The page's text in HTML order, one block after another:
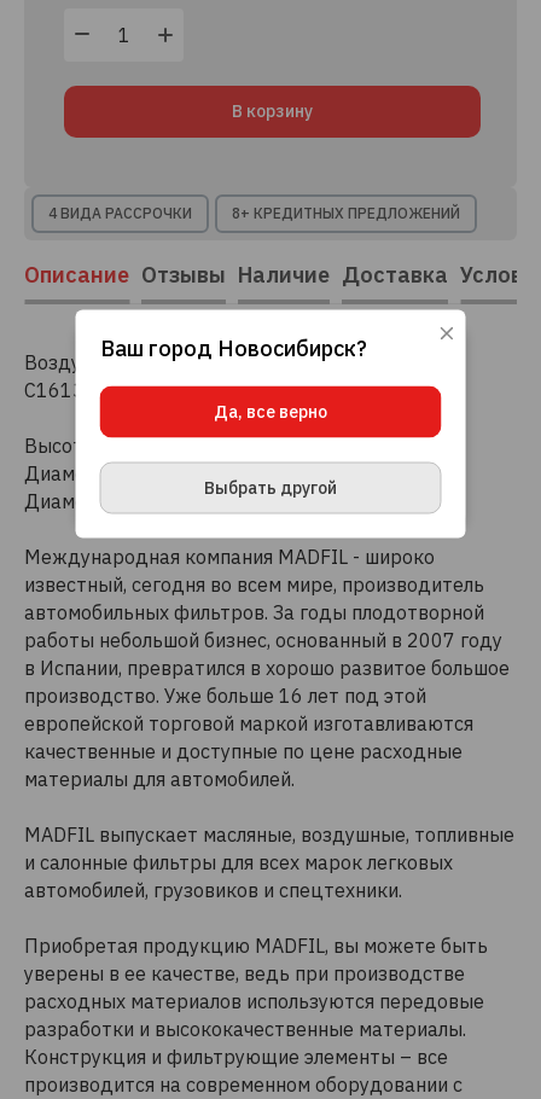
В корзину
4 ВИДА РАССРОЧКИ 8+ КРЕДИТНЫХ ПРЕДЛОЖЕНИЙ
Описание Отзывы Наличие Доставка
Воздушный фильтр MADFIL A-0457 (AK3721,
C161341)
Высота 207 мм
Диаметр внутренний 70 мм
Диаметр внешний 153 мм
Международная компания MADFIL - широко
известный, сегодня во всем мире, производитель
автомобильных фильтров. За годы плодотворной
работы небольшой бизнес, основанный в 2007 году
в Испании, превратился в хорошо развитое большое
производство. Уже больше 16 лет под этой
европейской торговой маркой изготавливаются
качественные и доступные по цене расходные
материалы для автомобилей.
MADFIL выпускает масляные, воздушные, топливные
и салонные фильтры для всех марок легковых
автомобилей, грузовиков и спецтехники.
Приобретая продукцию MADFIL, вы можете быть
уверены в ее качестве, ведь при производстве
расходных материалов используются передовые
разработки и высококачественные материалы.
Конструкция и фильтрующие элементы – все
производится на современном оборудовании с
Ваш город Новосибирск?
Да, все верно
Выбрать другой
Используя данный сайт, вы даете согласие
нам делать его удобнее для вас.